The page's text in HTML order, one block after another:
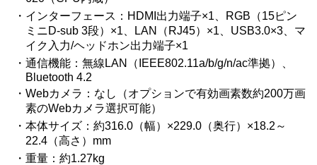
インターフェース：HDMI出力端子×1、RGB（15ピン
ミニD-sub 3段）×1、LAN（RJ45）×1、USB3.0×3、マ
イク入力/ヘッドホン出力端子×1
通信機能：無線LAN（IEEE802.11a/b/g/n/ac準拠）、
Bluetooth 4.2
Webカメラ：なし（オプションで有効画素数約200万画
素のWebカメラ選択可能）
本体サイズ：約316.0（幅）×229.0（奥行）×18.2～
22.4（高さ）mm
重量：約1.27kg